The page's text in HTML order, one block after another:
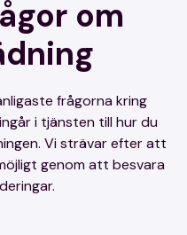
om
frågorna kring
i tjänsten till hur du
Vi strävar efter att
genom att besvara